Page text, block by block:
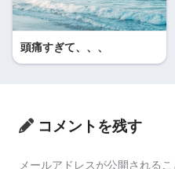
頭痛すぎて、、、
コメントを残す
メールアドレスが公開されるこ